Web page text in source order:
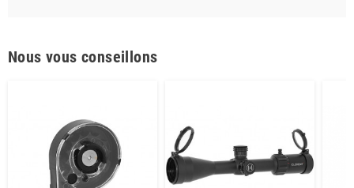
Nous vous conseillons